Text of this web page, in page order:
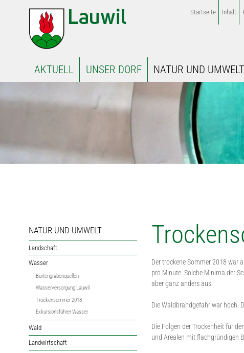
Startseite Inhalt
AKTUELL UNSER DORF NATUR UND UMWELT
NATUR UND UMWELT
Landschaft
Wasser
Bürtengrabenquellen
Wasserversorgung Lauwil
Trockensommer 2018
Exkursionsführer Wasser
Wald
Landwirtschaft
Der trockene Sommer 2018 war
pro Minute. Solche Minima der
aber ganz anders aus.
Die Waldbrandgefahr war hoch.
Die Folgen der Trockenheit für
und Arealen mit flachgründigen